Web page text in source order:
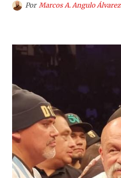
Por Marcos A. Angulo Álvarez